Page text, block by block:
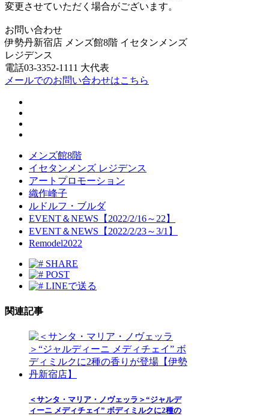
変更させていただく場合がございます。
お問い合わせ
伊勢丹新宿店 メンズ館8階 イセタンメンズ
レジデンス
電話03-3352-1111 大代表
メールでのお問い合わせはこちら
メンズ館8階
イセタンメンズ レジデンス
アートプロモーション
織作峰子
ルドルフ・ブルダ
EVENT＆NEWS【2022/2/16～22】
EVENT＆NEWS【2022/2/23～3/1】
Remodel2022
SHARE
POST
LINEで送る
関連記事
＜サンタ・マリア・ノヴェッラ＞“ジャルデ
ィーニ メディチェイ” ボディミルクに2種の